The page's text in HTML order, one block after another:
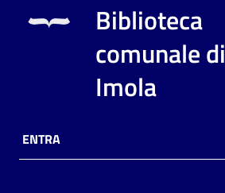
Biblioteca
comunale di
Imola
ENTRA